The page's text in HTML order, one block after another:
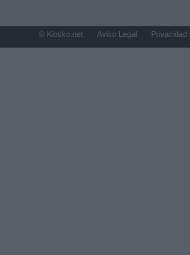
© Kiosko.net Aviso Legal Privacidad